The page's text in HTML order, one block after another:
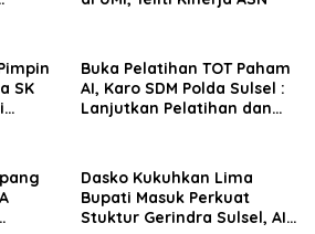
SK
Buka Pelatihan TOT Paham
AI, Karo SDM Polda Sulsel :
Lanjutkan Pelatihan dan
Dasko Kukuhkan Lima
Bupati Masuk Perkuat
Stuktur Gerindra Sulsel, AIA